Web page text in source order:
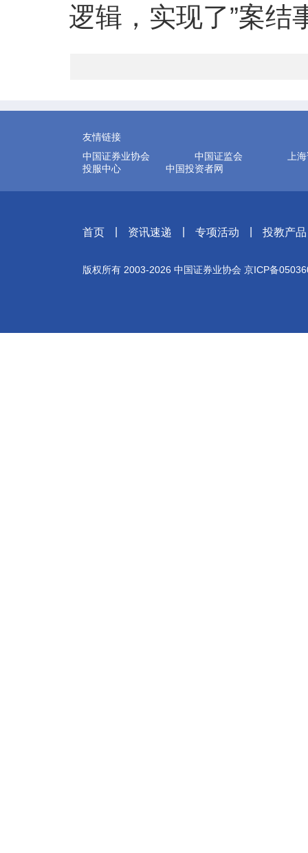
逻辑，实现了”案结
友情链接
中国证券业协会
中国证监会
上
投服中心
中国投资者网
首页 资讯速递 专项活动 投教产品
版权所有 2003-2026 中国证券业协会 京ICP备